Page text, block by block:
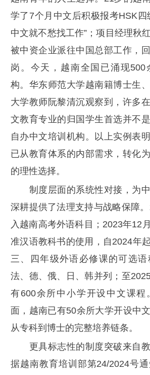
学了7个月中文后积极报考HSK四
中文就不愁找工作”；项目经理秋
被中资企业派往中国总部工作，
岗。今天，越南全国已涌现500
构。华东师范大学越南籍博士生
大学教师阮黎清沉观察到，许多
文教育专业的归国学生首选并不
自办中文培训机构。以上实例表
已从教育体系的内部需求，转化
的理性选择。
制度层面的系统性对接，为中
深耕提供了法理支持与战略保障
入越南高考外语科目；2023年12
准汉语教科书的使用，自2024年
三、四年级外语必修课的可选语
法、德、俄、日、韩并列；至
有600余所中小学开设中文课程
面，越南已有50余所大学开设中
从专科到博士的完整培养链条。
更具标志性的制度突破来自教
据越南教育培训部第24/2024号